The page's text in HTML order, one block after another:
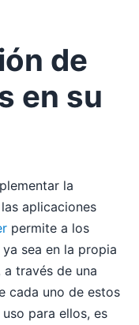
última versión de
de
en su
la
aplicaciones
permite a los
sea en la propia
través de una
cada uno de estos
para ellos, es